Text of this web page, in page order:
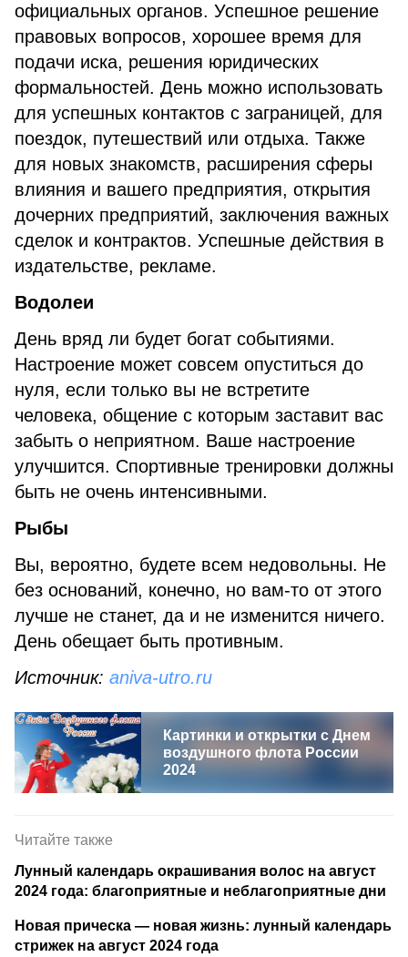
официальных органов. Успешное решение
правовых вопросов, хорошее время для
подачи иска, решения юридических
формальностей. День можно использовать
для успешных контактов с заграницей, для
поездок, путешествий или отдыха. Также
для новых знакомств, расширения сферы
влияния и вашего предприятия, открытия
дочерних предприятий, заключения важных
сделок и контрактов. Успешные действия в
издательстве, рекламе.
Водолеи
День вряд ли будет богат событиями.
Настроение может совсем опуститься до
нуля, если только вы не встретите
человека, общение с которым заставит вас
забыть о неприятном. Ваше настроение
улучшится. Спортивные тренировки должны
быть не очень интенсивными.
Рыбы
Вы, вероятно, будете всем недовольны. Не
без оснований, конечно, но вам-то от этого
лучше не станет, да и не изменится ничего.
День обещает быть противным.
Источник: aniva-utro.ru
Картинки и открытки с Днем
воздушного флота России
2024
Читайте также
Лунный календарь окрашивания волос на август
2024 года: благоприятные и неблагоприятные дни
Новая прическа — новая жизнь: лунный календарь
стрижек на август 2024 года